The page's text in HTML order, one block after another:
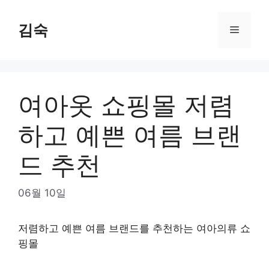
content
김숙 Menu
여아옷 쇼핑몰 저렴
하고 예쁜 여름 브랜
드 추천
06월 10일
저렴하고 예쁜 여름 브랜드를 추천하는 여아의류 쇼
핑몰